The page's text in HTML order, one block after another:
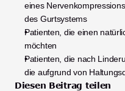
eines
des Gurtsystems
Patienten, die einen
möchten
Patienten, die nach
die aufgrund von
Diesen Beitrag teilen